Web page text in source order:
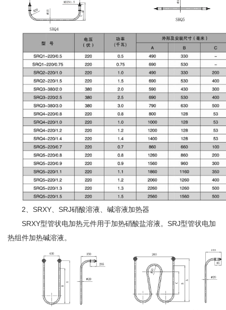
2、SRXY、SRJ硝酸溶液、碱溶液加热器
SRXY型管状电加热元件用于加热硝酸盐溶液。SRJ型管状电加
热组件加热碱溶液。